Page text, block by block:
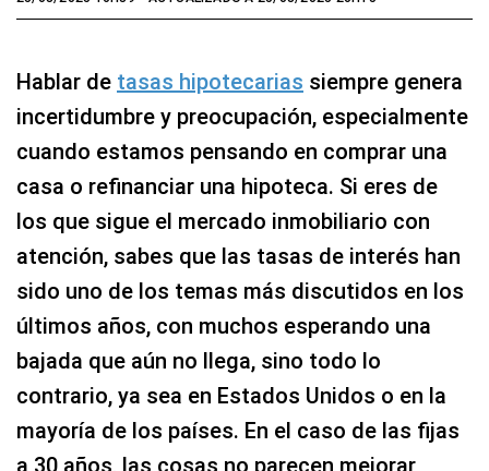
Hablar de tasas hipotecarias siempre genera
incertidumbre y preocupación, especialmente
cuando estamos pensando en comprar una
casa o refinanciar una hipoteca. Si eres de
los que sigue el mercado inmobiliario con
atención, sabes que las tasas de interés han
sido uno de los temas más discutidos en los
últimos años, con muchos esperando una
bajada que aún no llega, sino todo lo
contrario, ya sea en Estados Unidos o en la
mayoría de los países. En el caso de las fijas
a 30 años, las cosas no parecen mejorar